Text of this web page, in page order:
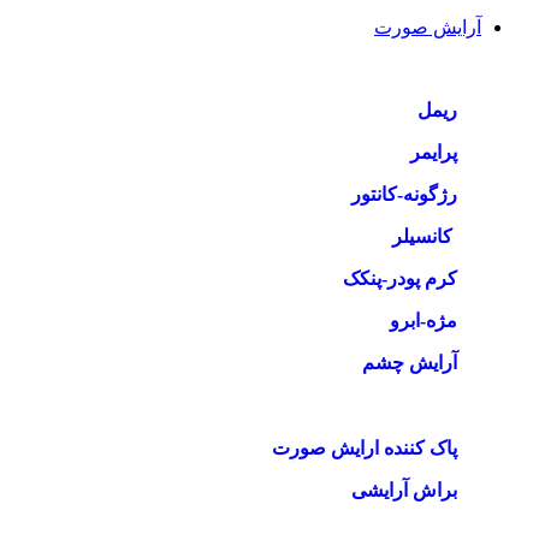
آرایش صورت
ریمل
پرایمر
رژگونه-کانتور
کانسیلر
کرم پودر-پنکک
مژه-ابرو
آرایش چشم
پاک کننده ارایش صورت
براش آرایشی